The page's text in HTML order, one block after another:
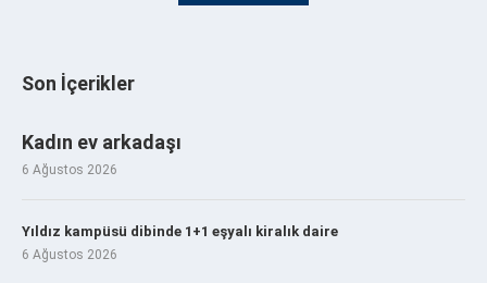
Son İçerikler
Kadın ev arkadaşı
6 Ağustos 2026
Yıldız kampüsü dibinde 1+1 eşyalı kiralık daire
6 Ağustos 2026